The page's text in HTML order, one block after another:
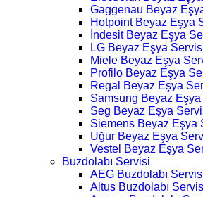
Gaggenau Beyaz
Hotpoint Beyaz Eşya
İndesit Beyaz Eşya
LG Beyaz Eşya
Miele Beyaz Eşya
Profilo Beyaz Eşya
Regal Beyaz Eşya
Samsung Beyaz
Seg Beyaz Eşya
Siemens Beyaz Eşya
Uğur Beyaz Eşya
Vestel Beyaz Eşya
Buzdolabı Servisi
AEG Buzdolabı
Altus Buzdolabı